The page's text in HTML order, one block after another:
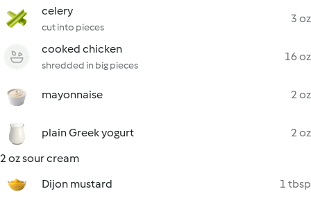
celery
cut into pieces
3 oz
cooked chicken
shredded in big pieces
16 oz
mayonnaise 2 oz
plain Greek yogurt
2 oz
2 oz sour cream
Dijon mustard
1 tbsp